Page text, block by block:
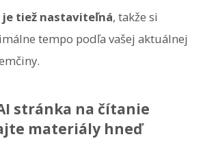
tiež nastaviteľná, takže si
tempo podľa vašej aktuálnej
stránka na čítanie
materiály hneď